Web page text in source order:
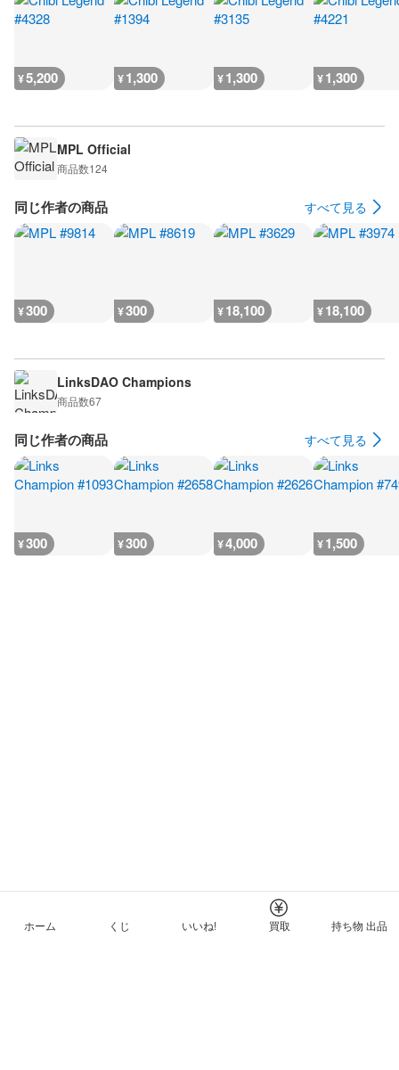
¥5,200 ¥1,300 ¥1,300 ¥1,300
MPL Official
商品数124
同じ作者の商品 すべて見る
¥300 ¥300 ¥18,100 ¥18,100
LinksDAO Champions
商品数67
同じ作者の商品 すべて見る
¥300 ¥300 ¥4,000 ¥1,500
ホーム くじ いいね! 買取 持ち物 出品